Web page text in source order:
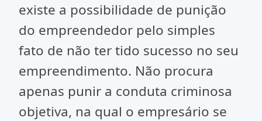
existe a possibilidade de punição
do empreendedor pelo simples
fato de não ter tido sucesso no seu
empreendimento. Não procura
apenas punir a conduta criminosa
objetiva, na qual o empresário se